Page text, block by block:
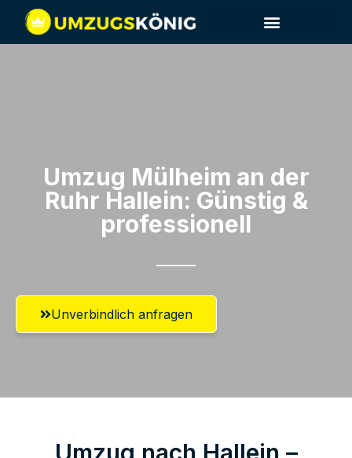
Umzug Mülheim an der
Ruhr​ Hallein: Günstig &
professionell​
Unverbindlich anfragen